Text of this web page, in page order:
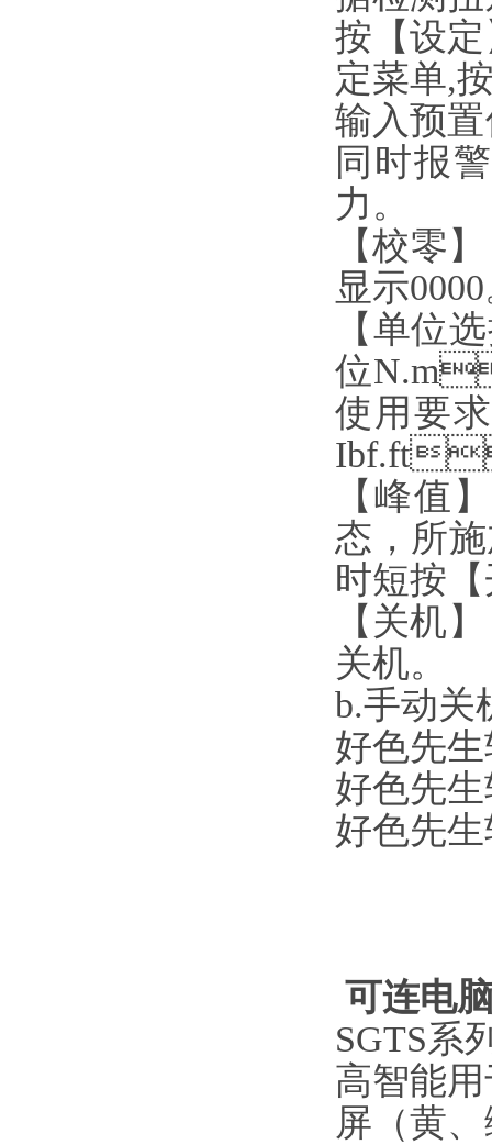
按【设
定菜单,按
输入预置
同时报警
力。
【校零】
显示
【单位选
位
使用要求
【峰值
态，
时短按【
【关机】
关机。
b.手动关机
好色先
好色先
好色先
可连电
SGTS系
高智能用
屏（黄